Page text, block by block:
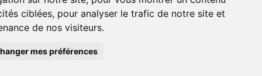
ciblées, pour analyser le trafic de notre site et
de nos visiteurs.
mes préférences